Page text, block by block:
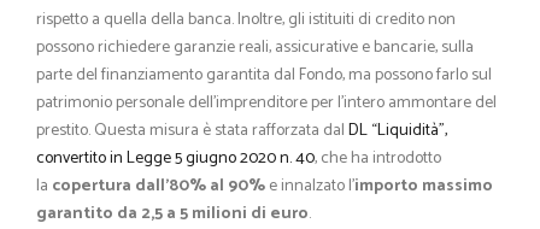
rispetto a quella della banca. Inoltre, gli istituiti di credito non
possono richiedere garanzie reali, assicurative e bancarie, sulla
parte del finanziamento garantita dal Fondo, ma possono farlo sul
patrimonio personale dell’imprenditore per l’intero ammontare del
prestito. Questa misura è stata rafforzata dalDL “Liquidità”,
convertito in Legge 5 giugno 2020 n. 40, che ha introdotto
la copertura dall’80% al 90%e innalzato l’importo massimo
garantito da 2,5 a 5 milioni di euro.